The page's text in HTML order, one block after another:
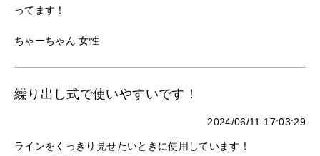
ってます！
ちゃーちゃん 女性
繰り出し式で使いやすいです！
2024/06/11 17:03:29
ラインをくっきり見せたいときに使用しています！